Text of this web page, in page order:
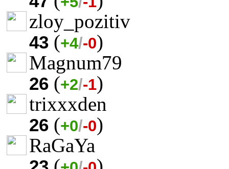
zloy_pozitiv
43 (+4/-0)
Magnum79
26 (+2/-1)
trixxxden
26 (+0/-0)
RaGaYa